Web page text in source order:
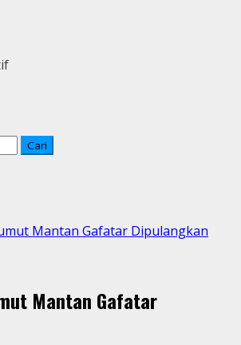
Mantan Gafatar Dipulangkan
Mantan Gafatar